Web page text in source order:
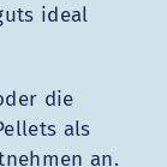
ideal
die
als
an.